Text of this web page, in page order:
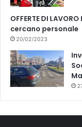
OFFERTE DI
cercano personale
20/02/2023